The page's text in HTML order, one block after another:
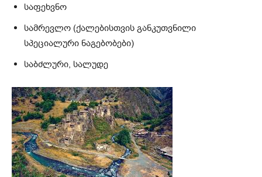
საფეხვნო
სამრევლო (ქალებისთვის განკუთვნილი
სპეციალური ნაგებობები)
საბძლური, სალუდე